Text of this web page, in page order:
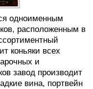
одноименным
расположенным в
коньяки всех
и
завод производит
вина, портвейн